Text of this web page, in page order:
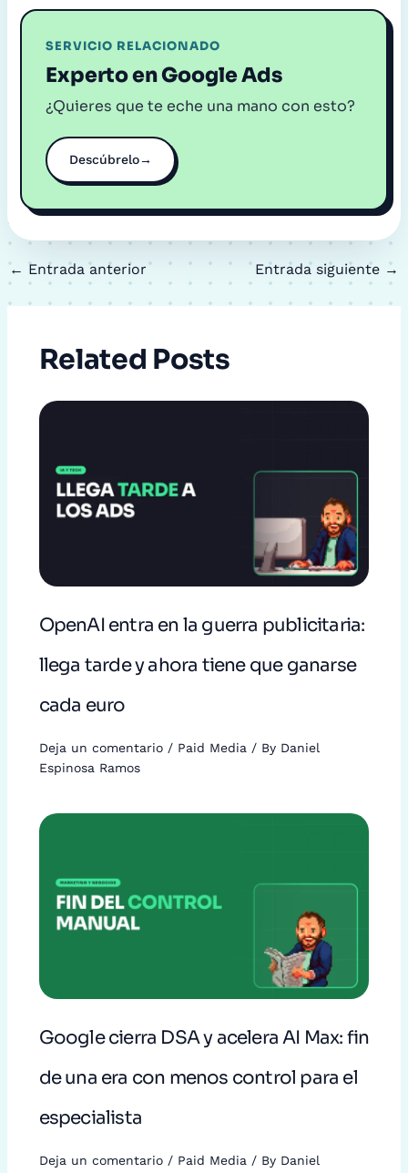
SERVICIO RELACIONADO
Experto en Google Ads
¿Quieres que te eche una mano con esto?
Descúbrelo→
← Entrada anterior Entrada siguiente →
Related Posts
OpenAI entra en la guerra publicitaria:
llega tarde y ahora tiene que ganarse
cada euro
Deja un comentario / Paid Media / By Daniel
Espinosa Ramos
Google cierra DSA y acelera AI Max: fin
de una era con menos control para el
especialista
Deja un comentario / Paid Media/ By Daniel